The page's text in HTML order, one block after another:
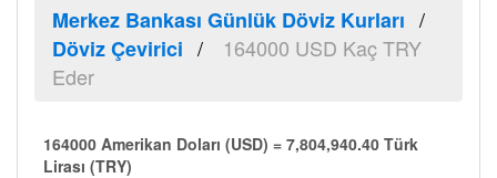
Merkez Bankası Günlük Döviz Kurları
Döviz Çevirici
164000 USD Kaç TRY
Eder
164000 Amerikan Doları (USD) = 7,804,940.40 Türk
Lirası (TRY)